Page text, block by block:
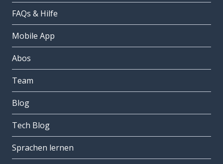
FAQs & Hilfe
Mobile App
Abos
Team
Blog
Tech Blog
Sprachen lernen